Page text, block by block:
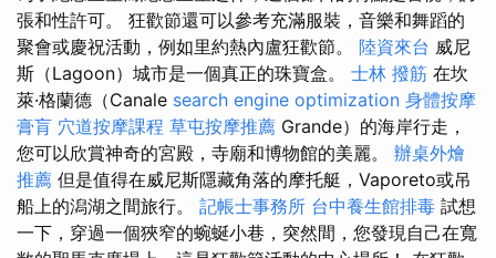
張和性許可。 狂歡節還可以參考充滿服裝，音樂和舞蹈的
聚會或慶祝活動，例如里約熱內盧狂歡節。 陸資來台 威尼
斯（Lagoon）城市是一個真正的珠寶盒。 士林 撥筋 在坎
萊·格蘭德（Canale search engine optimization 身體按摩
膏肓 穴道按摩課程 草屯按摩推薦 Grande）的海岸行走，
您可以欣賞神奇的宮殿，寺廟和博物館的美麗。 辦桌外燴
推薦 但是值得在威尼斯隱藏角落的摩托艇，Vaporeto或吊
船上的潟湖之間旅行。 記帳士事務所 台中養生館排毒 試想
一下，穿過​​一個狹窄的蜿蜒小巷，突然間，您發現自己在寬